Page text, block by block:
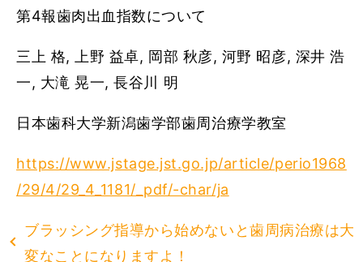
第4報歯肉出血指数について
三上 格, 上野 益卓, 岡部 秋彦, 河野 昭彦, 深井 浩
一, 大滝 晃一, 長谷川 明
日本歯科大学新潟歯学部歯周治療学教室
https://www.jstage.jst.go.jp/article/perio1968
/29/4/29_4_1181/_pdf/-char/ja
ブラッシング指導から始めないと歯周病治療は大
変なことになりますよ！